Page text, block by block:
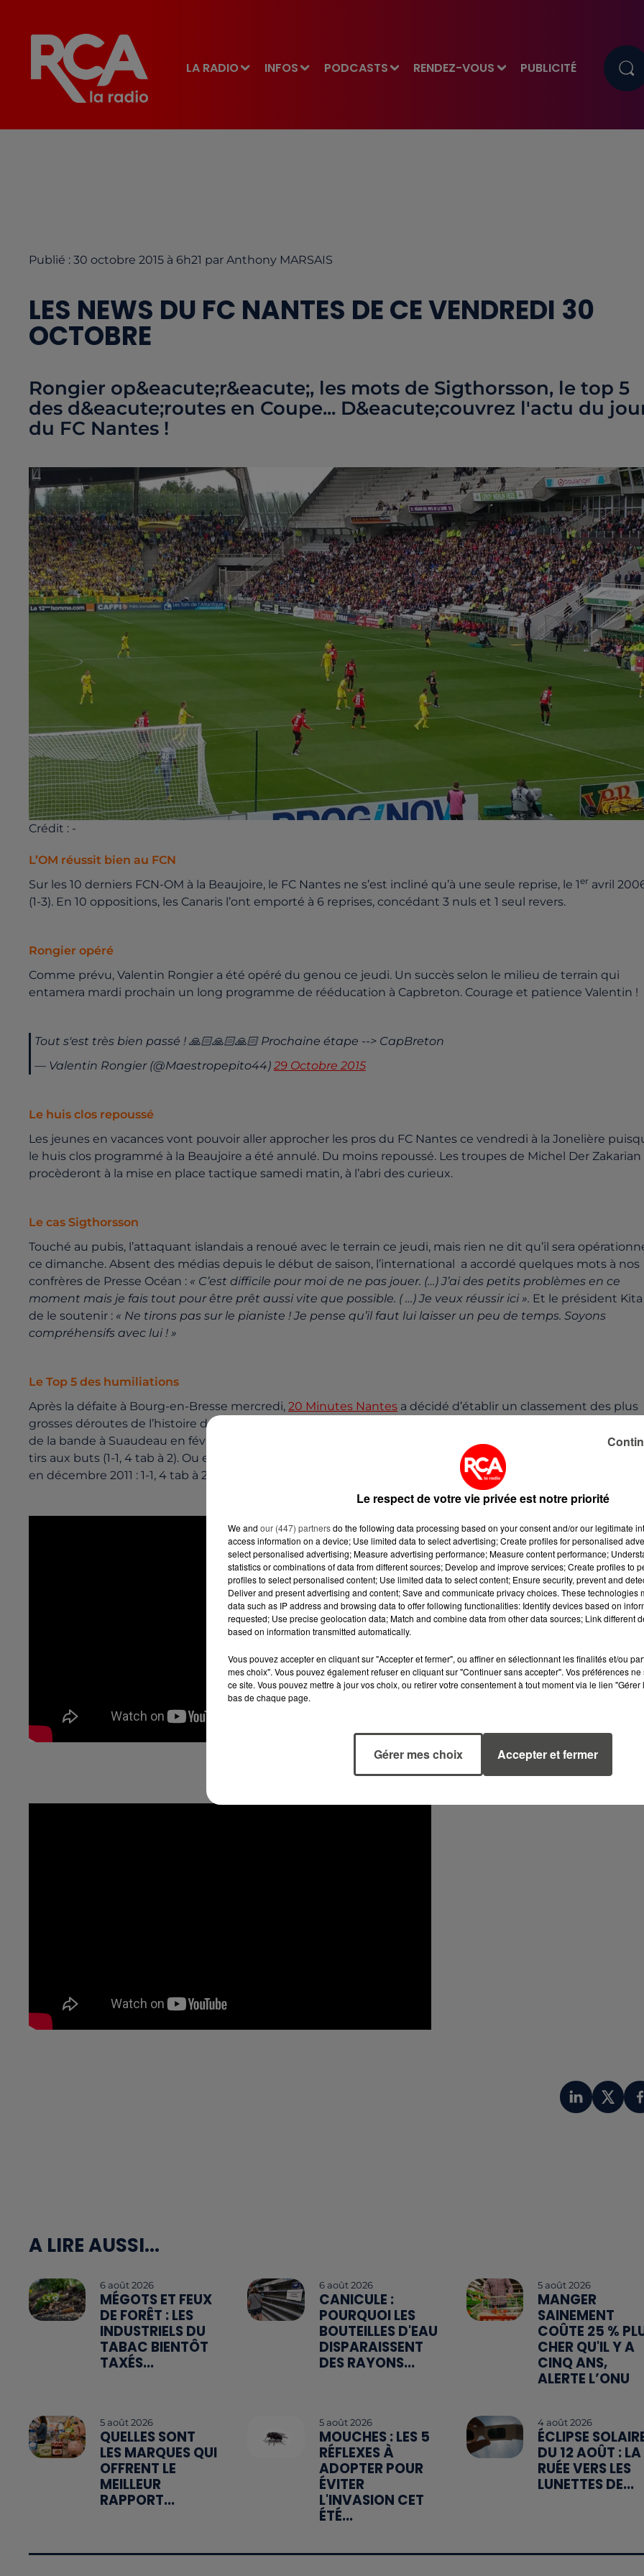
LA RADIO INFOS PODCASTS RENDEZ-VOUS PUBLICITÉ
Publié : 30 octobre 2015 à 6h21 par Anthony MARSAIS
LES NEWS DU FC NANTES DE CE VENDREDI 30
OCTOBRE
Rongier op&eacute;r&eacute;, les mots de Sigthorsson, le top 5
des d&eacute;routes en Coupe... D&eacute;couvrez l'actu du
du FC Nantes !
Crédit : -
L’OM réussit bien au FCN
Sur les 10 derniers FCN-OM à la Beaujoire, le FC Nantes ne s’est incliné qu’à une seule reprise, le 1er avril
(1-3). En 10 oppositions, les Canaris l’ont emporté à 6 reprises, concédant 3 nuls et 1 seul revers.
Rongier opéré
Comme prévu, Valentin Rongier a été opéré du genou ce jeudi. Un succès selon le milieu de terrain qui
entamera mardi prochain un long programme de rééducation à Capbreton. Courage et patience Valentin !
Tout s'est très bien passé ! 🙏🏻🙏🏻🙏🏻 Prochaine étape --> CapBreton
— Valentin Rongier (@Maestropepito44) 29 Octobre 2015
Le huis clos repoussé
Les jeunes en vacances vont pouvoir aller approcher les pros du FC Nantes ce vendredi à la Jonelière
le huis clos programmé à la Beaujoire a été annulé. Du moins repoussé. Les troupes de Michel Der Zakarian
procèderont à la mise en place tactique samedi matin, à l’abri des curieux.
Le cas Sigthorsson
Touché au pubis, l’attaquant islandais a renoué avec le terrain ce jeudi, mais rien ne dit qu’il sera
ce dimanche. Absent des médias depuis le début de saison, l’international a accordé quelques mots à nos
confrères de Presse Océan : « C’est difficile pour moi de ne pas jouer. (…) J’ai des petits problèmes en ce
moment mais je fais tout pour être prêt aussi vite que possible. ( …) Je veux réussir ici ». Et le président Kita
de le soutenir : « Ne tirons pas sur le pianiste ! Je pense qu’il faut lui laisser un peu de temps. Soyons
compréhensifs avec lui ! »
Le Top 5 des humiliations
Après la défaite à Bourg-en-Bresse mercredi, 20 Minutes Nantes a décidé d’établir un classement des plus
grosses déroutes de l’histoire du FC Nantes en Coupe. Et dans ce top 5, le quotidien rappelle la
de la bande à Suaudeau en février 1995 à Saint-Leu, en 16
de finale de Coupe de France, une défaite aux
tirs aux buts (1-1, 4 tab à 2). Ou encore, plus récemment, l’humiliation subie face à la TA Rennes, club de DH,
en décembre 2011 : 1-1, 4 tab à 2…
A LIRE AUSSI...
6 août 2026
MÉGOTS ET FEUX
DE FORÊT : LES
INDUSTRIELS DU
TABAC BIENTÔT
TAXÉS...
6 août 2026
CANICULE :
POURQUOI LES
BOUTEILLES D'EAU
DISPARAISSENT
DES RAYONS...
5 août 2026
MANGER
SAINEMENT
COÛTE 25 %
CHER QU'IL Y A
CINQ ANS,
ALERTE L’ONU
5 août 2026
QUELLES SONT
LES MARQUES QUI
OFFRENT LE
MEILLEUR
RAPPORT...
5 août 2026
MOUCHES : LES 5
RÉFLEXES À
ADOPTER POUR
ÉVITER
L'INVASION CET
ÉTÉ...
4 août 2026
ÉCLIPSE
DU 12 AOÛT : LA
RUÉE VERS LES
LUNETTES DE...
Le respect de votre vie privée est notre priorité
We and our (447) partnersdo the following data processing based on your consent and/or our legitimate
access information on a device; Use limited data to select advertising; Create profiles for personalised
select personalised advertising; Measure advertising performance; Measure content performance;
statistics or combinations of data from different sources; Develop and improve services; Create profiles to
profiles to select personalised content; Use limited data to select content; Ensure security, prevent and
Deliver and present advertising and content; Save and communicate privacy choices. These technologies
data such as IP address and browsing data to offer following functionalities: Identify devices based on
requested; Use precise geolocation data; Match and combine data from other data sources; Link different
based on information transmitted automatically.
Vous pouvez accepter en cliquant sur "Accepter et fermer", ou affiner en sélectionnant les finalités et/ou
mes choix". Vous pouvez également refuser en cliquant sur "Continuer sans accepter". Vos préférences
ce site. Vous pouvez mettre à jour vos choix, ou retirer votre consentement à tout moment via le lien
bas de chaque page.
Gérer mes choix Accepter et fermer